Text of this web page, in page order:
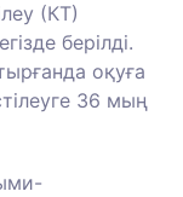
(КТ)
берілді.
оқуға
36 мың